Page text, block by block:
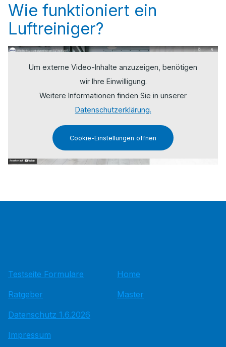
Wie funktioniert ein
Luftreiniger?
Um externe Video-Inhalte anzuzeigen, benötigen
wir Ihre Einwilligung.
Weitere Informationen finden Sie in unserer
Datenschutzerklärung.
Cookie-Einstellungen öffnen
Testseite Formulare
Ratgeber
Datenschutz 1.6.2026
Impressum
Home
Master